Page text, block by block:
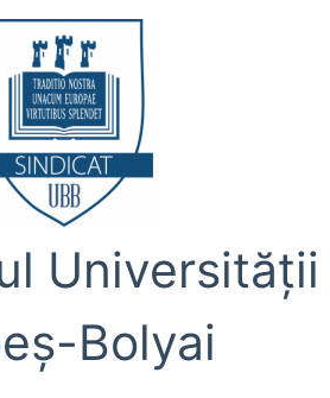
Universității
Bolyai